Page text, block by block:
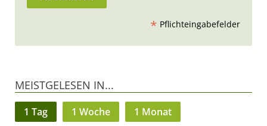
* Pflichteingabefelder
MEISTGELESEN IN...
1 Tag 1 Woche 1 Monat